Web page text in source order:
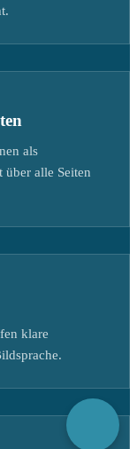
als
über alle Seiten
klare